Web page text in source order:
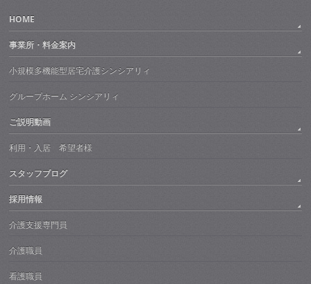
HOME
事業所・料金案内
小規模多機能型居宅介護シンシアリィ
グループホーム シンシアリィ
ご説明動画
利用・入居 希望者様
スタッフブログ
採用情報
介護支援専門員
介護職員
看護職員